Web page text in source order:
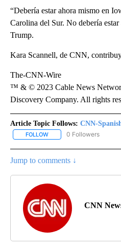
“Debería estar ahora mismo en
Carolina del Sur. No debería
Trump.
Kara Scannell, de CNN,
The-CNN-Wire
™ & © 2023 Cable News
Discovery Company. All rights
Article Topic Follows: CNN-
FOLLOW FOLLOW "CNN-SPANISH"
0 Followers
Jump to comments ↓
CNN